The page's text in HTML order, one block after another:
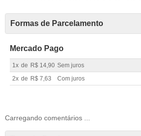
Formas de Parcelamento
Mercado Pago
1x de R$ 14,90 Sem juros
2x de R$ 7,63 Com juros
Carregando comentários ...